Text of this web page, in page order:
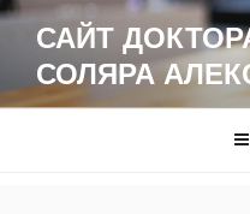
Перейти
содержимому
САЙТ
СОЛЯРА